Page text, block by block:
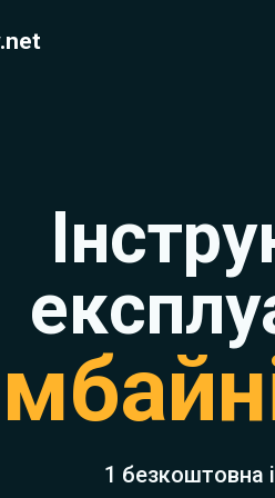
1 безкоштовна